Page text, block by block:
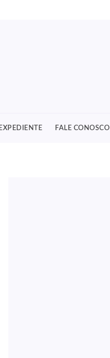
EXPEDIENTE FALE CONOSCO